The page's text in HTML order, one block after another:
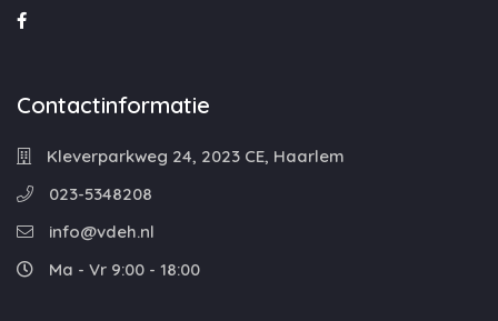
Contactinformatie
Kleverparkweg 24, 2023 CE, Haarlem
023-5348208
info@vdeh.nl
Ma - Vr 9:00 - 18:00